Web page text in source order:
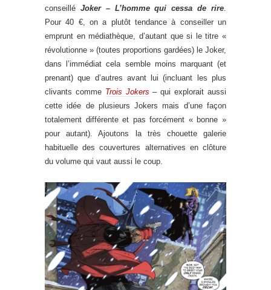
conseillé Joker – L’homme qui cessa de rire.
Pour 40 €, on a plutôt tendance à conseiller un
emprunt en médiathèque, d’autant que si le titre «
révolutionne » (toutes proportions gardées) le Joker,
dans l’immédiat cela semble moins marquant (et
prenant) que d’autres avant lui (incluant les plus
clivants comme Trois Jokers – qui explorait aussi
cette idée de plusieurs Jokers mais d’une façon
totalement différente et pas forcément « bonne »
pour autant). Ajoutons la très chouette galerie
habituelle des couvertures alternatives en clôture
du volume qui vaut aussi le coup.